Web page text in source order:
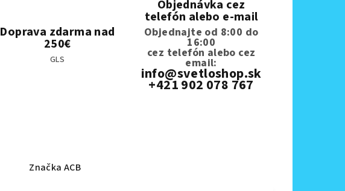
Doprava zdarma nad
250€
GLS
Objednávka cez
telefón alebo e-mail
Objednajte od 8:00 do
16:00
cez telefón alebo cez
email:
info@svetloshop.sk
+421 902 078 767
Značka ACB